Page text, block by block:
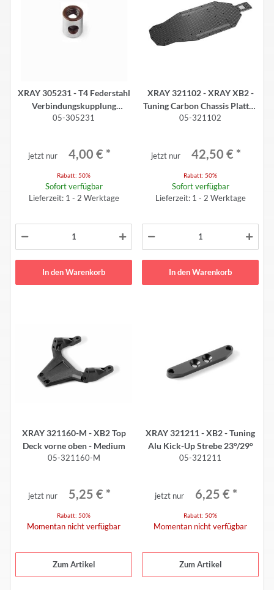
XRAY 305231 - T4 Federstahl
Verbindungskupplung
Kardans
05-305231
jetzt nur 4,00 € *
Rabatt: 50%
Sofort verfügbar
Lieferzeit: 1 - 2 Werktage
In den Warenkorb
XRAY 321102 - XRAY XB2 -
Tuning Carbon Chassis Platte -
2.5mm
05-321102
jetzt nur 42,50 € *
Rabatt: 50%
Sofort verfügbar
Lieferzeit: 1 - 2 Werktage
In den Warenkorb
XRAY 321160-M - XB2 Top
Deck vorne oben - Medium
05-321160-M
jetzt nur 5,25 € *
Rabatt: 50%
Momentan nicht verfügbar
Zum Artikel
XRAY 321211 - XB2 - Tuning
Alu Kick-Up Strebe 23°/29°
05-321211
jetzt nur 6,25 € *
Rabatt: 50%
Momentan nicht verfügbar
Zum Artikel